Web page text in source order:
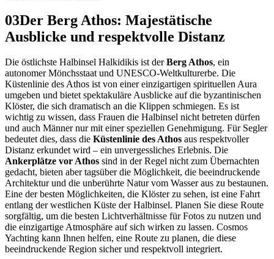
03Der Berg Athos: Majestätische
Ausblicke und respektvolle Distanz
Die östlichste Halbinsel Halkidikis ist derBerg Athos, ein
autonomer Mönchsstaat und UNESCO-Weltkulturerbe. Die
Küstenlinie des Athos ist von einer einzigartigen spirituellen Aura
umgeben und bietet spektakuläre Ausblicke auf die byzantinischen
Klöster, die sich dramatisch an die Klippen schmiegen. Es ist
wichtig zu wissen, dass Frauen die Halbinsel nicht betreten dürfen
und auch Männer nur mit einer speziellen Genehmigung. Für Segler
bedeutet dies, dass die Küstenlinie des Athos aus respektvoller
Distanz erkundet wird – ein unvergessliches Erlebnis. Die
Ankerplätze vor Athos sind in der Regel nicht zum Übernachten
gedacht, bieten aber tagsüber die Möglichkeit, die beeindruckende
Architektur und die unberührte Natur vom Wasser aus zu bestaunen.
Eine der besten Möglichkeiten, die Klöster zu sehen, ist eine Fahrt
entlang der westlichen Küste der Halbinsel. Planen Sie diese Route
sorgfältig, um die besten Lichtverhältnisse für Fotos zu nutzen und
die einzigartige Atmosphäre auf sich wirken zu lassen. Cosmos
Yachting kann Ihnen helfen, eine Route zu planen, die diese
beeindruckende Region sicher und respektvoll integriert.